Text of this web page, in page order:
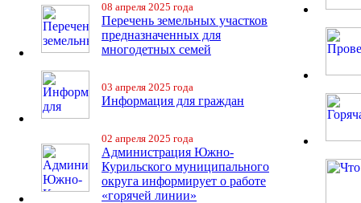
08 апреля 2025 года
Перечень земельных участков
предназначенных для
многодетных семей
03 апреля 2025 года
Информация для граждан
02 апреля 2025 года
Администрация Южно-
Курильского муниципального
округа информирует о работе
«горячей линии»